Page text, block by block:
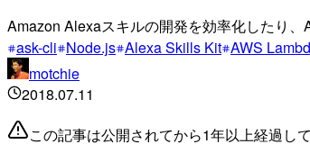
Amazon Alexaスキルの開発を効率化したり
ask-cli Node.js Alexa Skills Kit AWS
motchie
2018.07.11
この記事は公開されてから1年以上経過し